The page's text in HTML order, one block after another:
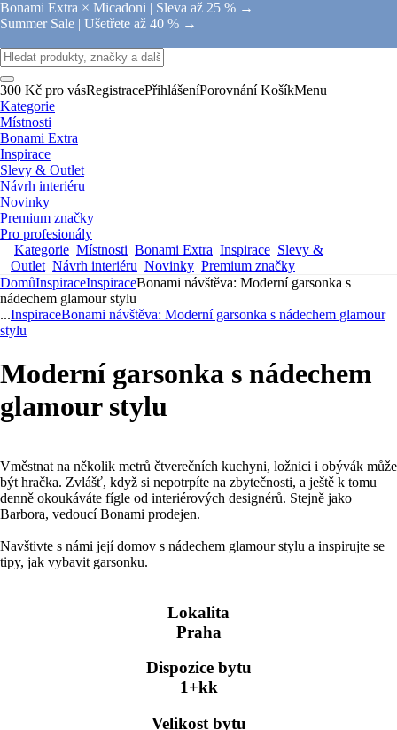
Bonami Extra × Micadoni | Sleva až 25 % →
Summer Sale | Ušetřete až 40 % →
300 Kč pro vásRegistracePřihlášeníPorovnání KošíkMenu
Kategorie
Místnosti
Bonami Extra
Inspirace
Slevy & Outlet
Návrh interiéru
Novinky
Premium značky
Pro profesionály
Kategorie Místnosti Bonami Extra Inspirace Slevy &
Outlet Návrh interiéru Novinky Premium značky
DomůInspiraceInspiraceBonami návštěva: Moderní garsonka s
nádechem glamour stylu
...InspiraceBonami návštěva: Moderní garsonka s nádechem glamour
stylu
Moderní garsonka s nádechem
glamour stylu
Vměstnat na několik metrů čtverečních kuchyni, ložnici i obývák může
být hračka. Zvlášť, když si nepotrpíte na zbytečnosti, a ještě k tomu
denně okoukáváte fígle od interiérových designérů. Stejně jako
Barbora, vedoucí Bonami prodejen.
Navštivte s námi její domov s nádechem glamour stylu a inspirujte se
tipy, jak vybavit garsonku.
Lokalita
Praha
Dispozice bytu
1+kk
Velikost bytu